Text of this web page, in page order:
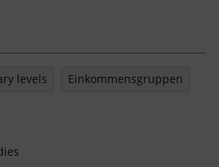
levels Einkommensgruppen